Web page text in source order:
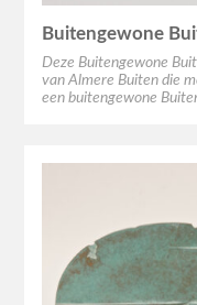
Buitengewone
Deze Buitengewone
van Almere Buiten die
een buitengewone